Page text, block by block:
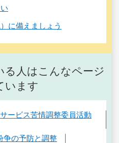
に備えましょう
る人はこんなページ
います
ービス苦情調整委員活動
争の予防と調整